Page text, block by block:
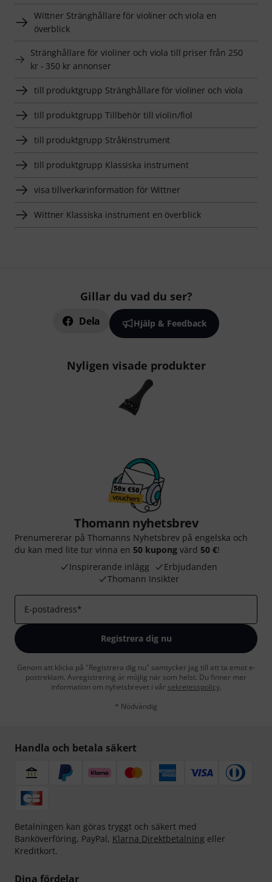
Wittner Stränghållare för violiner och viola en
överblick
Stränghållare för violiner och viola till priser från 250
kr - 350 kr annonser
till produktgrupp Stränghållare för violiner och viola
till produktgrupp Tillbehör till violin/fiol
till produktgrupp Stråkinstrument
till produktgrupp Klassiska instrument
visa tillverkarinformation för Wittner
Wittner Klassiska instrument en överblick
Gillar du vad du ser?
Dela Hjälp & Feedback
Nyligen visade produkter
Thomann nyhetsbrev
Prenumererar på Thomanns Nyhetsbrev på engelska och
du kan med lite tur vinna en 50 kupong värd 50 €!
Inspirerande inlägg
Erbjudanden
Thomann Insikter
E-postadress*
Registrera dig nu
Genom att klicka på "Registrera dig nu" samtycker jag till att ta emot e-
postreklam. Avregistrering är möjlig när som helst. Du finner mer
information om nyhetsbrevet i vår sekretesspolicy.
* Nödvändig
Handla och betala säkert
Betalningen kan göras tryggt och säkert med
Banköverföring, PayPal, Klarna Direktbetalning eller
Kreditkort.
Dina fördelar